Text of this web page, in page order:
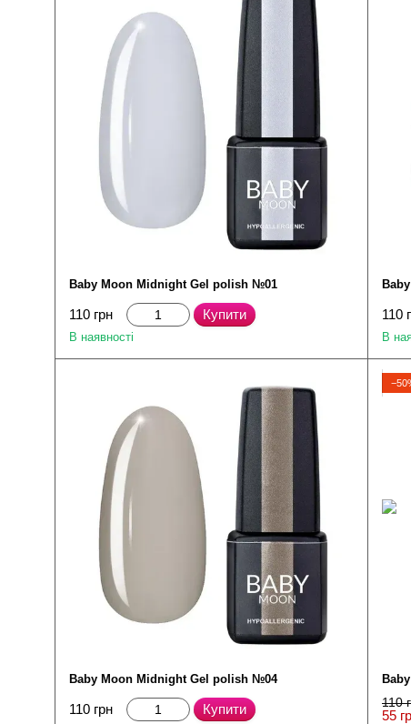
Baby Moon Midnight Gel polish №01
110 грн Купити
В наявності
110
В
Baby Moon Midnight Gel polish №04
110 грн Купити 110
55